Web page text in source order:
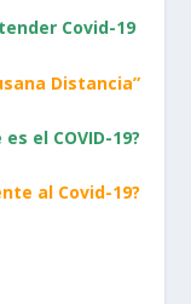
Covid-19
Distancia”
es el COVID-19?
al Covid-19?